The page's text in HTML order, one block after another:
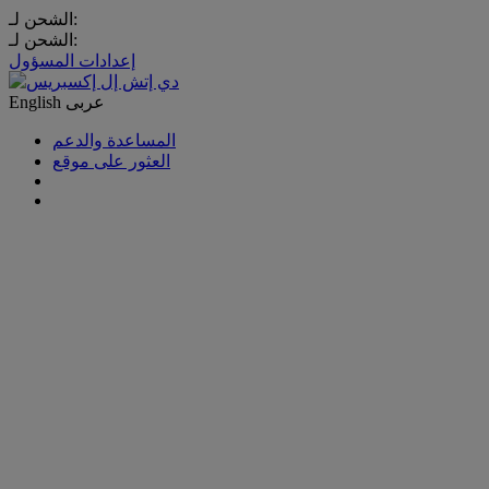
الشحن لـ:
الشحن لـ:
إعدادات المسؤول
English عربى
المساعدة والدعم
العثور على موقع